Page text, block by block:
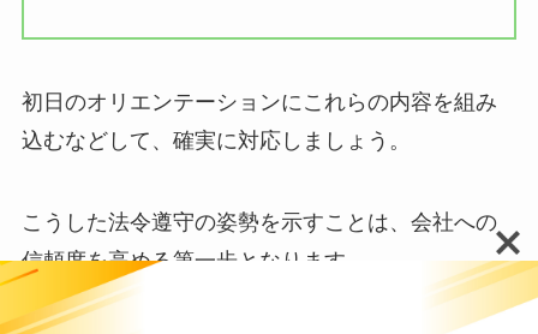
初日のオリエンテーションにこれらの内容を組み
込むなどして、確実に対応しましょう。
こうした法令遵守の姿勢を示すことは、会社への
信頼度を高める第一歩となります。